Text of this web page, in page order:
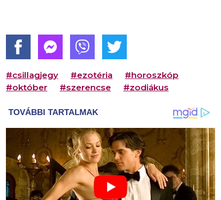
#csillagjegy #ezotéria
#horoszkóp
#október
#szerencse #zodiákus